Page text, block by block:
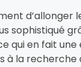
d’allonger
sophistiqué
qui en fait
à la recherche